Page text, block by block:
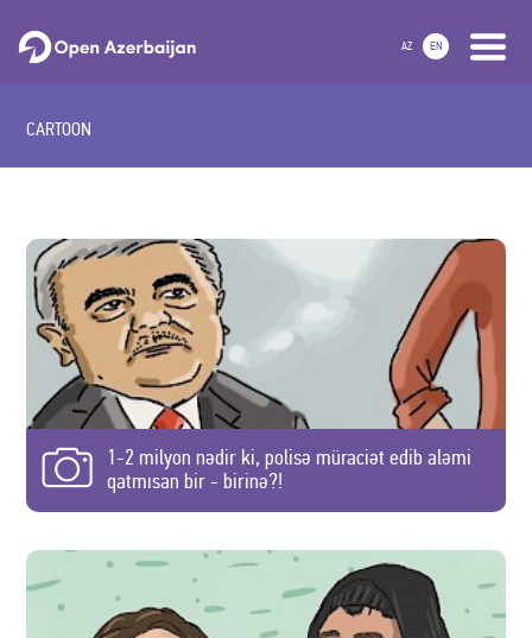
AZ EN
CARTOON
1-2 milyon nədir ki, polisə müraciət edib aləmi
qatmısan bir - birinə?!